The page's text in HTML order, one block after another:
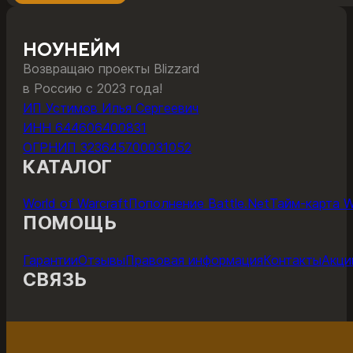
10250 ₽
вариаций.
Опции
можно
выбрать
на
НОУНЕЙМ
Возвращаю проекты Blizzard
в Россию с 2023 года!
ИП Устимов Илья Сергеевич
ИНН 644606400831
ОГРНИП 323645700031052
КАТАЛОГ
World of WarcraftПополнение Battle.NetТайм-карта
ПОМОЩЬ
ГарантииОтзывыПравовая информацияКонтакты
СВЯЗЬ